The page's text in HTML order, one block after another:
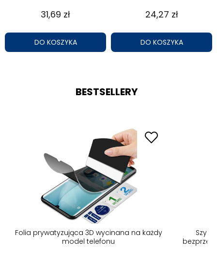
31,69 zł
DO KOSZYKA
24,27 zł
DO KOSZYKA
BESTSELLERY
Folia prywatyzująca 3D wycinana na każdy
model telefonu